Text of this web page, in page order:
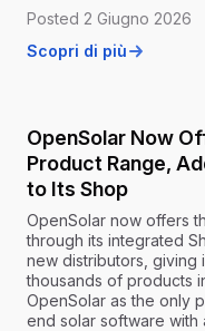
Posted 2 Giugno 2026
Scopri di più
OpenSolar Now
Product Range,
to Its Shop
OpenSolar now offers
through its integrated
new distributors, giving
thousands of products
OpenSolar as the only
end solar software with